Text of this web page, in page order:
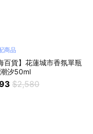
商品
百貨】花蓮城市香氛單瓶
汐50ml
$2,580